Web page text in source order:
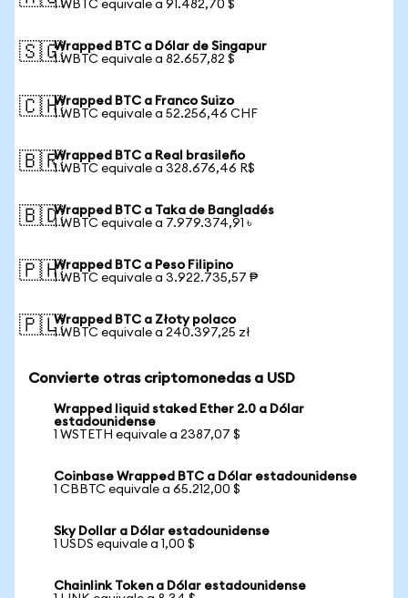
1 WBTC equivale a 91.482,70 $
🇸🇬Wrapped BTC a Dólar de Singapur
1 WBTC equivale a 82.657,82 $
🇨🇭Wrapped BTC a Franco Suizo
1 WBTC equivale a 52.256,46 CHF
🇧🇷Wrapped BTC a Real brasileño
1 WBTC equivale a 328.676,46 R$
🇧🇩Wrapped BTC a Taka de Bangladés
1 WBTC equivale a 7.979.374,91 ৳
🇵🇭Wrapped BTC a Peso Filipino
1 WBTC equivale a 3.922.735,57 ₱
🇵🇱Wrapped BTC a Złoty polaco
1 WBTC equivale a 240.397,25 zł
Convierte otras criptomonedas a USD
Wrapped liquid staked Ether 2.0 a Dólar
estadounidense
1 WSTETH equivale a 2387,07 $
Coinbase Wrapped BTC a Dólar estadounidense
1 CBBTC equivale a 65.212,00 $
Sky Dollar a Dólar estadounidense
1 USDS equivale a 1,00 $
Chainlink Token a Dólar estadounidense